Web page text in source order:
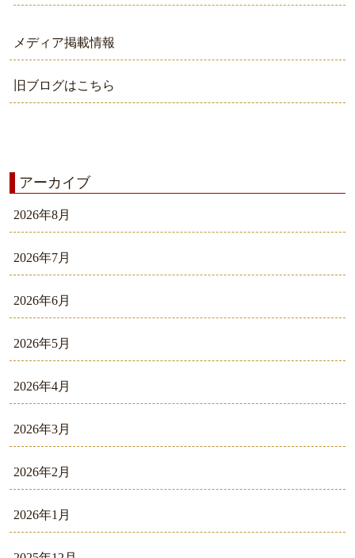
メディア掲載情報
旧ブログはこちら
アーカイブ
2026年8月
2026年7月
2026年6月
2026年5月
2026年4月
2026年3月
2026年2月
2026年1月